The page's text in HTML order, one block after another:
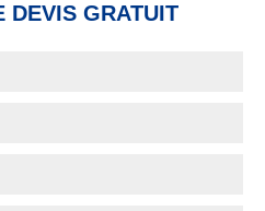
DEVIS GRATUIT